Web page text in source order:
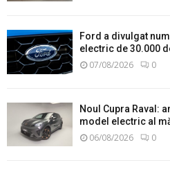
Ford a divulgat
electric de 30.000
07/08/2026 0
Noul Cupra Raval:
model electric al
06/08/2026 0